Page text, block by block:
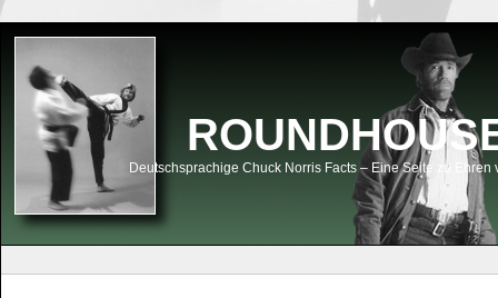
Deutschsprachige Chuck Norris Facts – Eine Seite zu